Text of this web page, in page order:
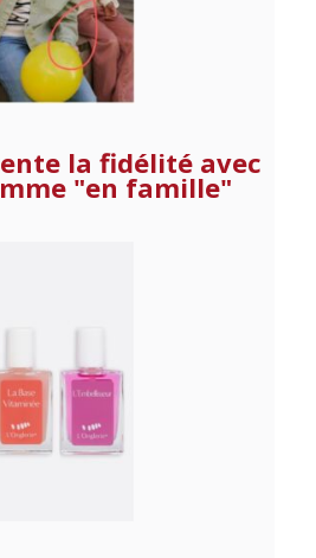
la fidélité avec
"en famille"